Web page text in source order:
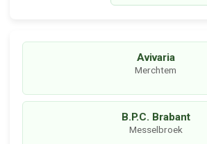
Avivaria
Merchtem
B.P.C. Brabant
Messelbroek